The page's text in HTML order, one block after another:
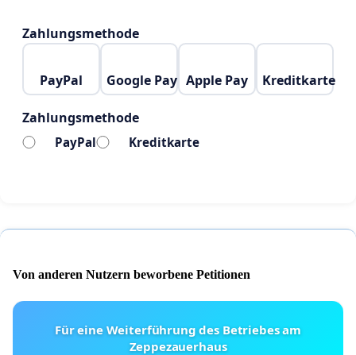
OV = Vollständig orange gefüllt
EV = Vollständig grün gefüllt
Zusätzlich könnte man Daten einsehen, ohne auf
dieses hovert...
nur mit vier Klicks gelangt! Besagte Daten könnten
einfach, wie dann bei EV, direkt angezeigt werden,
wenn man über das Symbol hovert...
Zahlungsmethode
PayPal Google Pay Apple Pay Kreditkarte
Zahlungsmethode
PayPal Kreditkarte
Von anderen Nutzern beworbene Petitionen
Für eine Weiterführung des Betriebes am
Zeppezauerhaus